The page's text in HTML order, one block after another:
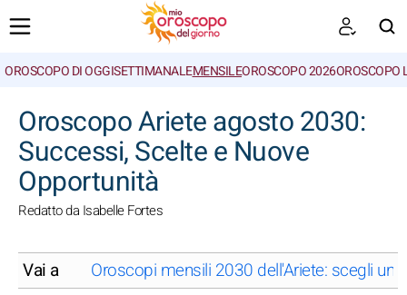
OROSCOPO DI OGGISETTIMANALEMENSILEOROSCOPO 2026OROSCOPO
Oroscopo Ariete agosto 2030:
Successi, Scelte e Nuove
Opportunità
Redatto da Isabelle Fortes
Vai a Oroscopi mensili 2030 dell'Ariete: scegli un